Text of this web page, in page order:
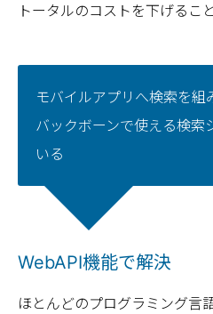
トータルのコストを下げるこ
モバイルアプリへ検索を組
バックボーンで使える検索
いる
WebAPI機能で解決
ほとんどのプログラミング言